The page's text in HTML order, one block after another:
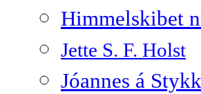
Himmelskibet
Jette S. F. Holst
Jóannes á